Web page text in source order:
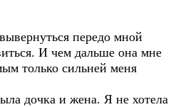
передо мной
И чем дальше она мне
только сильней меня
дочка и жена. Я не хотела